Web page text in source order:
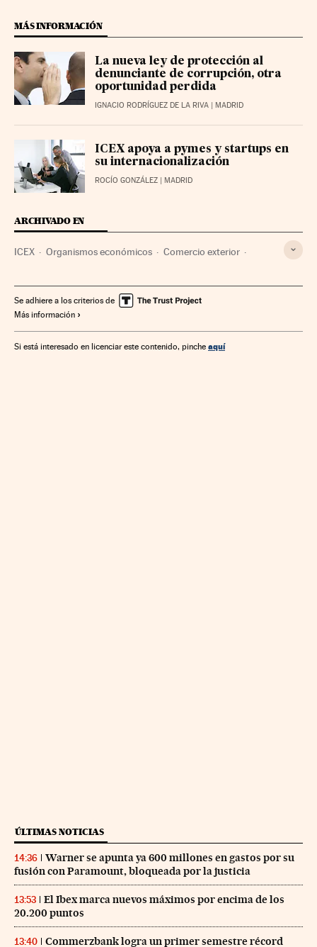
MÁS INFORMACIÓN
La nueva ley de protección al
denunciante de corrupción, otra
oportunidad perdida
IGNACIO RODRÍGUEZ DE LA RIVA | MADRID
ICEX apoya a pymes y startups en
su internacionalización
ROCÍO GONZÁLEZ | MADRID
ARCHIVADO EN
ICEX Organismos económicos Comercio exterior
Empresas Economía Administración pública
Se adhiere a los criterios de
Más información
Si está interesado en licenciar este contenido, pinche aquí
ÚLTIMAS NOTICIAS
14:36
Warner se apunta ya 600 millones en gastos por su
fusión con Paramount, bloqueada por la justicia
13:53
El Ibex marca nuevos máximos por encima de los
20.200 puntos
13:40 Commerzbank logra un primer semestre récord